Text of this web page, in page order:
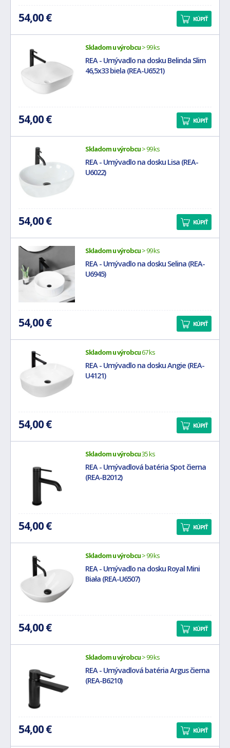
54,00 € KÚPIŤ
Skladom u výrobcu> 99 ks
REA - Umývadlo na dosku Belinda Slim
46,5x33 biela (REA-U6521)
54,00 € KÚPIŤ
Skladom u výrobcu> 99 ks
REA - Umývadlo na dosku Lisa (REA-
U6022)
54,00 € KÚPIŤ
Skladom u výrobcu> 99 ks
REA - Umývadlo na dosku Selina (REA-
U6945)
54,00 € KÚPIŤ
Skladom u výrobcu67 ks
REA - Umývadlo na dosku Angie (REA-
U4121)
54,00 € KÚPIŤ
Skladom u výrobcu35 ks
REA - Umývadlová batéria Spot čierna
(REA-B2012)
54,00 € KÚPIŤ
Skladom u výrobcu> 99 ks
REA - Umývadlo na dosku Royal Mini
Biała (REA-U6507)
54,00 € KÚPIŤ
Skladom u výrobcu> 99 ks
REA - Umývadlová batéria Argus čierna
(REA-B6210)
54,00 € KÚPIŤ